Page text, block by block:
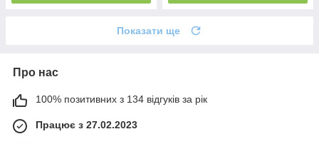
Показати ще
Про нас
100% позитивних з 134 відгуків за рік
Працює з 27.02.2023